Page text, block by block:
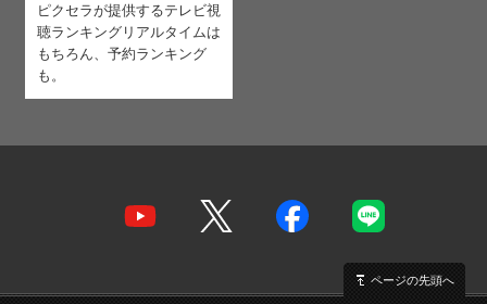
ピクセラが提供するテレビ視
聴ランキング リアルタイムは
もちろん、予約ランキング
も。
ページの先頭へ